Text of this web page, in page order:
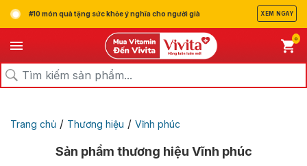
#10 món quà tặng sức khỏe ý nghĩa cho người già XEM NGAY
0
Trang chủ / Thương hiệu / Vĩnh phúc
Sản phẩm thương hiệu Vĩnh phúc